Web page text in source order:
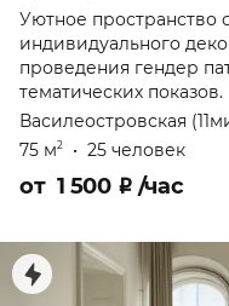
Уютное пространство
индивидуального
проведения гендер
тематических показов.
Василеостровская
75 м2 • 25 человек
от 1 500 ₽ /час